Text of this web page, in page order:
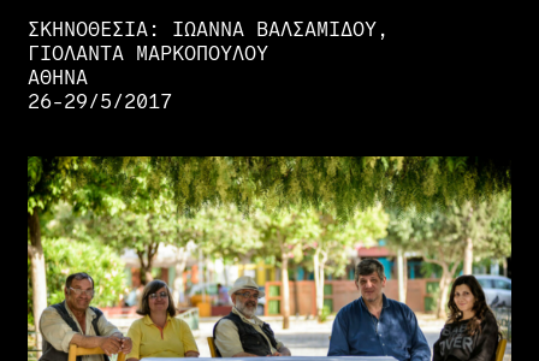
ΣΚΗΝΟΘΕΣΙΑ: ΙΩΑΝΝΑ ΒΑΛΣΑΜΙΔΟΥ,
ΓΙΟΛΑΝΤΑ ΜΑΡΚΟΠΟΥΛΟΥ
ΑΘΗΝΑ
26-29/5/2017